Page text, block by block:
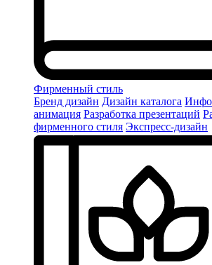
Фирменный стиль
Бренд дизайн Дизайн каталога
анимация Разработка презентаций
фирменного стиля Экспресс-дизайн